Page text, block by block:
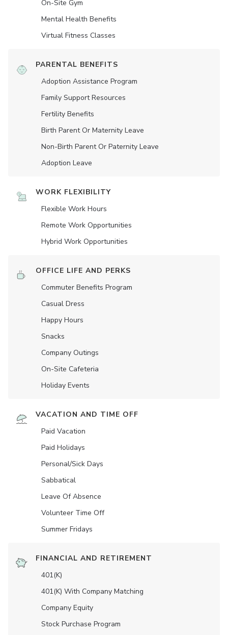
On-Site Gym
Mental Health Benefits
Virtual Fitness Classes
PARENTAL BENEFITS
Adoption Assistance Program
Family Support Resources
Fertility Benefits
Birth Parent Or Maternity Leave
Non-Birth Parent Or Paternity Leave
Adoption Leave
WORK FLEXIBILITY
Flexible Work Hours
Remote Work Opportunities
Hybrid Work Opportunities
OFFICE LIFE AND PERKS
Commuter Benefits Program
Casual Dress
Happy Hours
Snacks
Company Outings
On-Site Cafeteria
Holiday Events
VACATION AND TIME OFF
Paid Vacation
Paid Holidays
Personal/Sick Days
Sabbatical
Leave Of Absence
Volunteer Time Off
Summer Fridays
FINANCIAL AND RETIREMENT
401(K)
401(K) With Company Matching
Company Equity
Stock Purchase Program